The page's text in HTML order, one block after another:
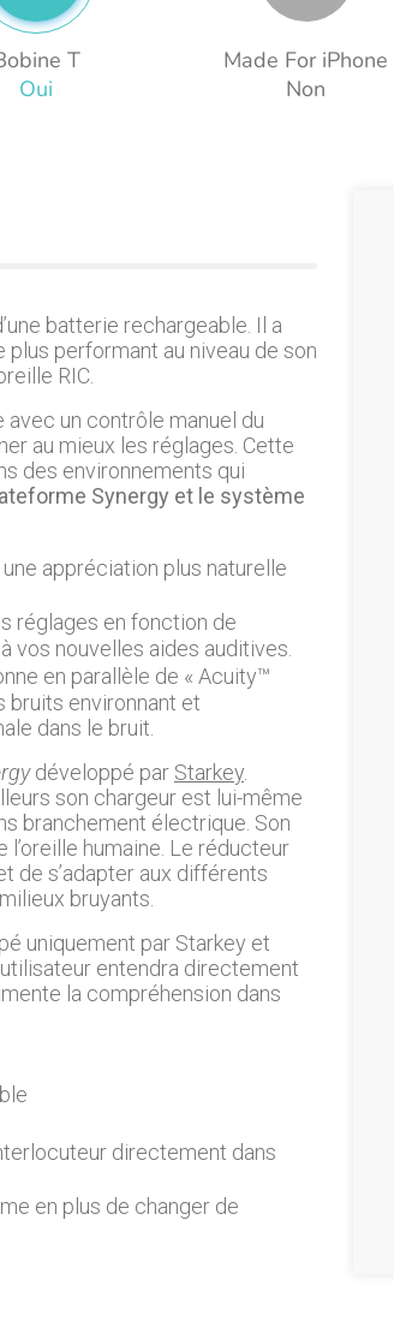
T
Oui
Made For iPhone
Non
batterie rechargeable. Il a
performant au niveau de son
RIC.
avec un contrôle manuel du
au mieux les réglages. Cette
des environnements qui
Synergy et le système
appréciation plus naturelle
réglages en fonction de
vos nouvelles aides auditives.
en parallèle de « Acuity™
bruits environnant et
dans le bruit.
développé par Starkey
son chargeur est lui-même
branchement électrique. Son
humaine. Le réducteur
de s’adapter aux différents
bruyants.
uniquement par Starkey et
entendra directement
la compréhension dans
directement dans
en plus de changer de